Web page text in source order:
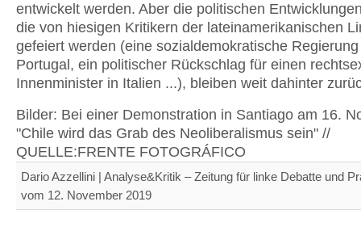
entwickelt werden. Aber die politischen
die von hiesigen Kritikern der lateinamerikanischen
gefeiert werden (eine sozialdemokratische
Portugal, ein politischer Rückschlag für einen
Innenminister in Italien ...), bleiben weit dahinter
Bilder: Bei einer Demonstration in Santiago am 16.
"Chile wird das Grab des Neoliberalismus sein" //
QUELLE:FRENTE FOTOGRÁFICO
Dario Azzellini | Analyse&Kritik ‒ Zeitung für linke Debatte und
vom 12. November 2019